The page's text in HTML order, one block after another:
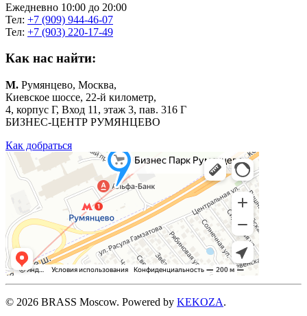
Ежедневно 10:00 до 20:00
Тел: +7 (909) 944-46-07
Тел: +7 (903) 220-17-49
Как нас найти:
М. Румянцево, Москва,
Киевское шоссе, 22-й километр,
4, корпус Г, Вход 11, этаж 3, пав. 316 Г
БИЗНЕС-ЦЕНТР РУМЯНЦЕВО
Как добраться
© 2026 BRASS Moscow. Powered by KEKOZA.